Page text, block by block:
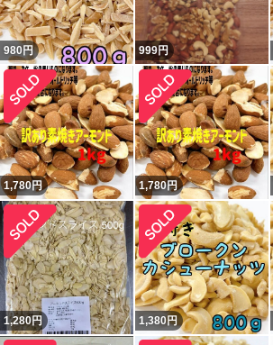
980円 999円
1,780円 1,780円
1,280円 1,380円